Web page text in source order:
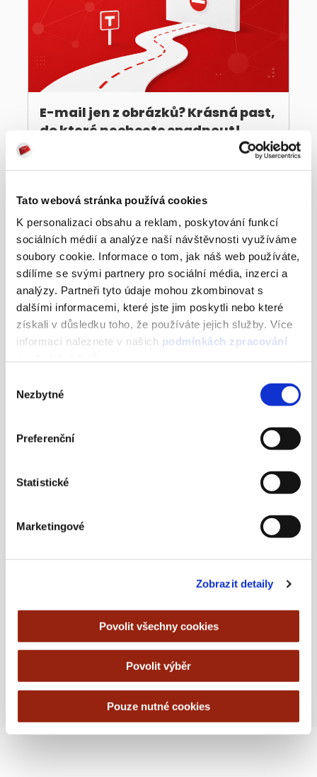
Tato webová stránka používá cookies
K personalizaci obsahu a reklam, poskytování funkcí
sociálních médií a analýze naší návštěvnosti využíváme
soubory cookie. Informace o tom, jak náš web používáte,
sdílíme se svými partnery pro sociální média, inzerci a
analýzy. Partneři tyto údaje mohou zkombinovat s
dalšími informacemi, které jste jim poskytli nebo které
získali v důsledku toho, že používáte jejich služby. Více
informací naleznete v našich podmínkách zpracování
souhlasu
Nezbytné
Preferenční
Statistické
Marketingové
Zobrazit detaily
Povolit všechny cookies
Povolit výběr
Pouze nutné cookies
E-mail jen z obrázků? Krásná past,
do které nechcete spadnout!
CSA mění certifikaci. Co to
Deliverability 101 – 4. část